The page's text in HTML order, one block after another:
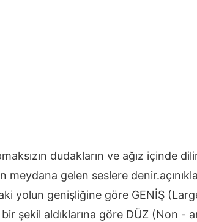
dudakların ve ağız içinde
meydana gelen seslere
yolun genişliğine göre GENİŞ
şekil aldıklarına göre DÜZ (Non -